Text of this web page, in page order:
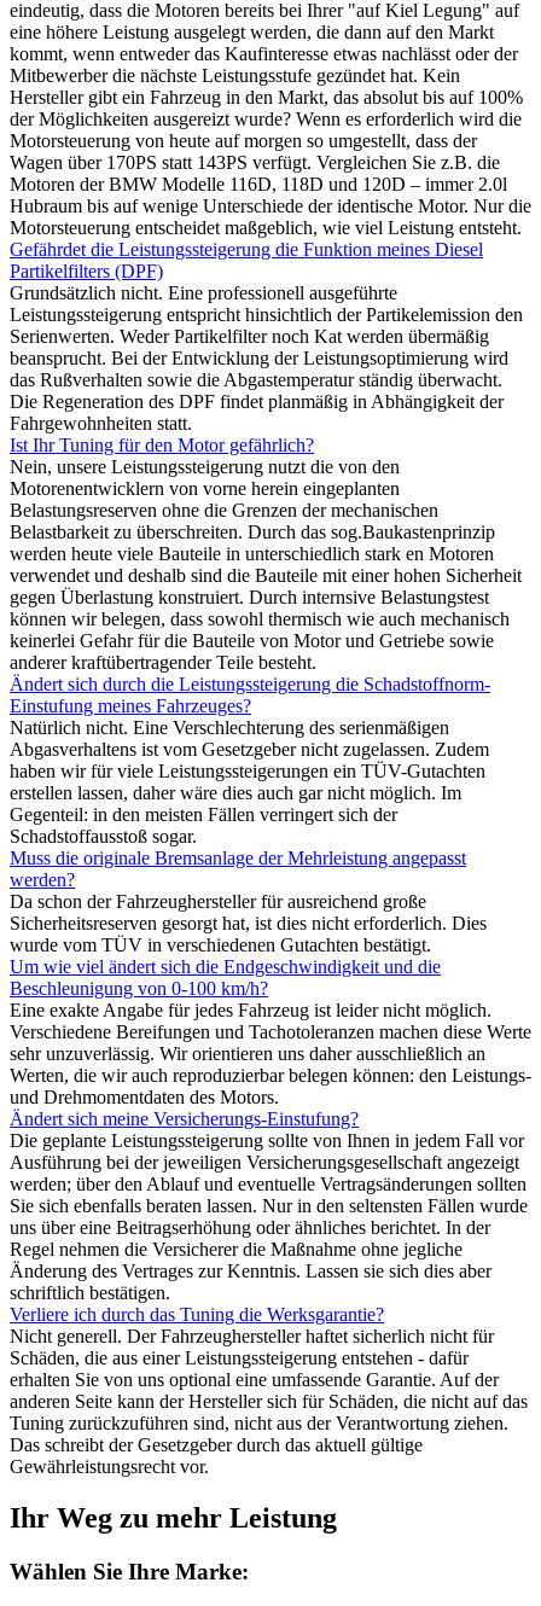
eindeutig, dass die Motoren bereits bei Ihrer "auf Kiel Legung" auf
eine höhere Leistung ausgelegt werden, die dann auf den Markt
kommt, wenn entweder das Kaufinteresse etwas nachlässt oder der
Mitbewerber die nächste Leistungsstufe gezündet hat. Kein
Hersteller gibt ein Fahrzeug in den Markt, das absolut bis auf 100%
der Möglichkeiten ausgereizt wurde? Wenn es erforderlich wird die
Motorsteuerung von heute auf morgen so umgestellt, dass der
Wagen über 170PS statt 143PS verfügt. Vergleichen Sie z.B. die
Motoren der BMW Modelle 116D, 118D und 120D – immer 2.0l
Hubraum bis auf wenige Unterschiede der identische Motor. Nur die
Motorsteuerung entscheidet maßgeblich, wie viel Leistung entsteht.
Gefährdet die Leistungssteigerung die Funktion meines Diesel
Partikelfilters (DPF)
Grundsätzlich nicht. Eine professionell ausgeführte
Leistungssteigerung entspricht hinsichtlich der Partikelemission den
Serienwerten. Weder Partikelfilter noch Kat werden übermäßig
beansprucht. Bei der Entwicklung der Leistungsoptimierung wird
das Rußverhalten sowie die Abgastemperatur ständig überwacht.
Die Regeneration des DPF findet planmäßig in Abhängigkeit der
Fahrgewohnheiten statt.
Ist Ihr Tuning für den Motor gefährlich?
Nein, unsere Leistungssteigerung nutzt die von den
Motorenentwicklern von vorne herein eingeplanten
Belastungsreserven ohne die Grenzen der mechanischen
Belastbarkeit zu überschreiten. Durch das sog.Baukastenprinzip
werden heute viele Bauteile in unterschiedlich stark en Motoren
verwendet und deshalb sind die Bauteile mit einer hohen Sicherheit
gegen Überlastung konstruiert. Durch internsive Belastungstest
können wir belegen, dass sowohl thermisch wie auch mechanisch
keinerlei Gefahr für die Bauteile von Motor und Getriebe sowie
anderer kraftübertragender Teile besteht.
Ändert sich durch die Leistungssteigerung die Schadstoffnorm-
Einstufung meines Fahrzeuges?
Natürlich nicht. Eine Verschlechterung des serienmäßigen
Abgasverhaltens ist vom Gesetzgeber nicht zugelassen. Zudem
haben wir für viele Leistungssteigerungen ein TÜV-Gutachten
erstellen lassen, daher wäre dies auch gar nicht möglich. Im
Gegenteil: in den meisten Fällen verringert sich der
Schadstoffausstoß sogar.
Muss die originale Bremsanlage der Mehrleistung angepasst
werden?
Da schon der Fahrzeughersteller für ausreichend große
Sicherheitsreserven gesorgt hat, ist dies nicht erforderlich. Dies
wurde vom TÜV in verschiedenen Gutachten bestätigt.
Um wie viel ändert sich die Endgeschwindigkeit und die
Beschleunigung von 0-100 km/h?
Eine exakte Angabe für jedes Fahrzeug ist leider nicht möglich.
Verschiedene Bereifungen und Tachotoleranzen machen diese Werte
sehr unzuverlässig. Wir orientieren uns daher ausschließlich an
Werten, die wir auch reproduzierbar belegen können: den Leistungs-
und Drehmomentdaten des Motors.
Ändert sich meine Versicherungs-Einstufung?
Die geplante Leistungssteigerung sollte von Ihnen in jedem Fall vor
Ausführung bei der jeweiligen Versicherungsgesellschaft angezeigt
werden; über den Ablauf und eventuelle Vertragsänderungen sollten
Sie sich ebenfalls beraten lassen. Nur in den seltensten Fällen wurde
uns über eine Beitragserhöhung oder ähnliches berichtet. In der
Regel nehmen die Versicherer die Maßnahme ohne jegliche
Änderung des Vertrages zur Kenntnis. Lassen sie sich dies aber
schriftlich bestätigen.
Verliere ich durch das Tuning die Werksgarantie?
Nicht generell. Der Fahrzeughersteller haftet sicherlich nicht für
Schäden, die aus einer Leistungssteigerung entstehen - dafür
erhalten Sie von uns optional eine umfassende Garantie. Auf der
anderen Seite kann der Hersteller sich für Schäden, die nicht auf das
Tuning zurückzuführen sind, nicht aus der Verantwortung ziehen.
Das schreibt der Gesetzgeber durch das aktuell gültige
Gewährleistungsrecht vor.
Ihr Weg zu mehr Leistung
Wählen Sie Ihre Marke: